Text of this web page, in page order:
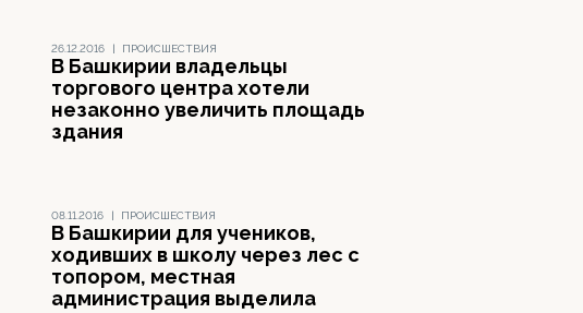
26.12.2016 | ПРОИСШЕСТВИЯ
В Башкирии владельцы
торгового центра хотели
незаконно увеличить площадь
здания
08.11.2016 | ПРОИСШЕСТВИЯ
В Башкирии для учеников,
ходивших в школу через лес с
топором, местная
администрация выделила